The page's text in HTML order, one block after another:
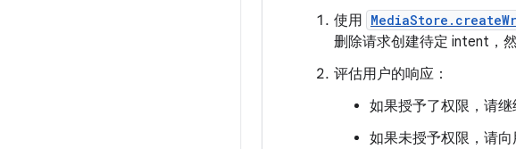
使用
删除请求创建待定 intent，
评估用户的响应：
如果授予了权限，请继
如果未授予权限，请向